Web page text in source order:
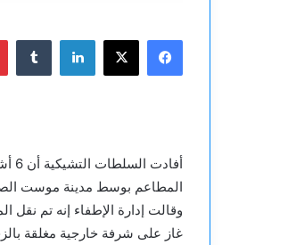
فيسبوك
‫X لينكدإن
المطاعم بوسط مدينة موست
وقالت إدارة الإطفاء إنه تم
غاز على شرفة خارجية مغلقة